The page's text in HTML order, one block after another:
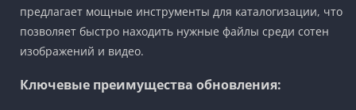
предлагает мощные инструменты для каталогизации, что
позволяет быстро находить нужные файлы среди сотен
изображений и видео.
Ключевые преимущества обновления: